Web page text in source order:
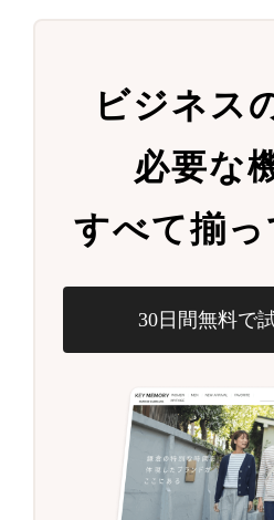
ビジネス
必要な
すべて揃
30日間無料で